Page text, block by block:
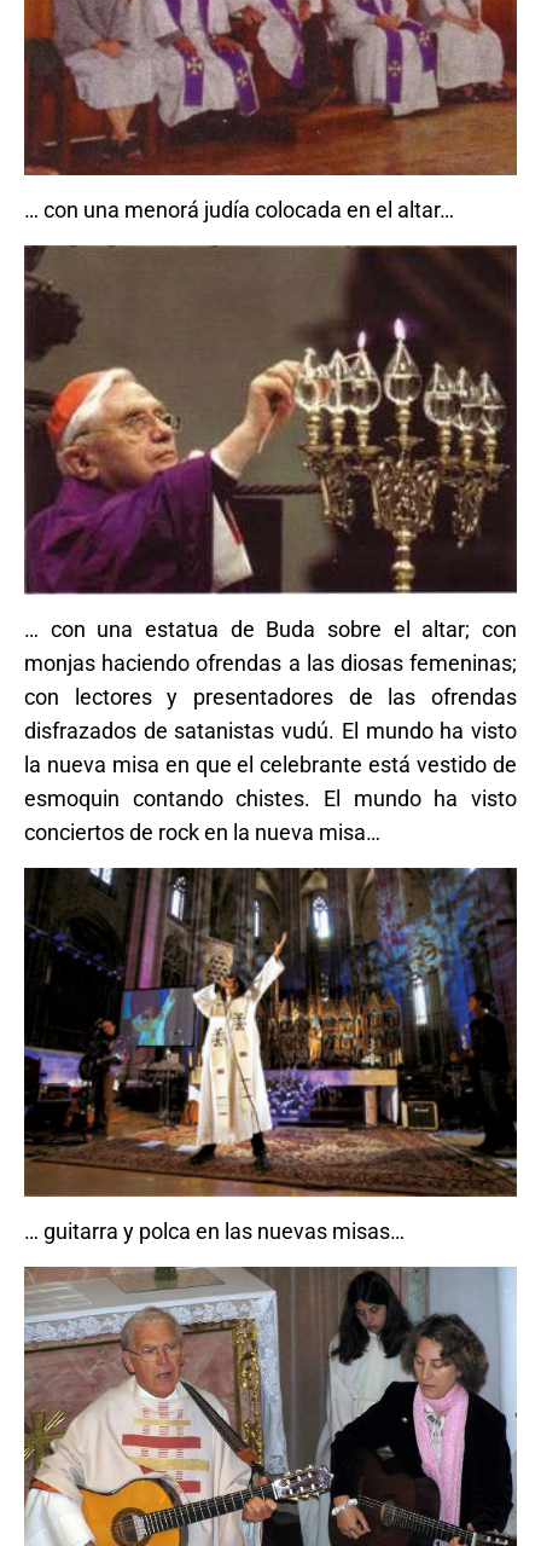
… con una menorá judía colocada en el altar…
… con una estatua de Buda sobre el altar; con
monjas haciendo ofrendas a las diosas femeninas;
con lectores y presentadores de las ofrendas
disfrazados de satanistas vudú. El mundo ha visto
la nueva misa en que el celebrante está vestido de
esmoquin contando chistes. El mundo ha visto
conciertos de rock en la nueva misa…
… guitarra y polca en las nuevas misas…